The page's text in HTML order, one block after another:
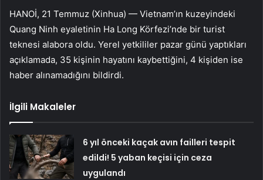
HANOİ, 21 Temmuz (Xinhua) — Vietnam’ın kuzeyindeki
Quang Ninh eyaletinin Ha Long Körfezi’nde bir turist
teknesi alabora oldu. Yerel yetkililer pazar günü yaptıkları
açıklamada, 35 kişinin hayatını kaybettiğini, 4 kişiden ise
haber alınamadığını bildirdi.
İlgili Makaleler
6 yıl önceki kaçak avın failleri tespit
edildi! 5 yaban keçisi için ceza
uygulandı